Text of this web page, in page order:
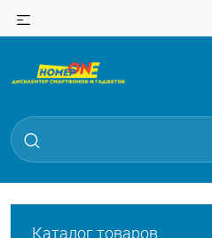
Каталог товаров